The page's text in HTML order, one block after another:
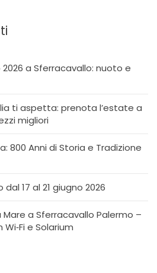
a Sferracavallo: nuoto e
ti aspetta: prenota l’estate a
migliori
800 Anni di Storia e Tradizione
17 al 21 giugno 2026
a Sferracavallo Palermo –
e Solarium